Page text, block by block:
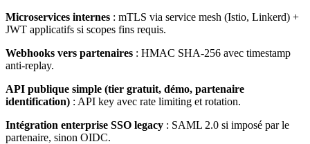
Microservices internes : mTLS via service mesh (Istio, Linkerd) +
JWT applicatifs si scopes fins requis.
Webhooks vers partenaires : HMAC SHA-256 avec timestamp
anti-replay.
API publique simple (tier gratuit, démo, partenaire
identification) : API key avec rate limiting et rotation.
Intégration enterprise SSO legacy : SAML 2.0 si imposé par le
partenaire, sinon OIDC.